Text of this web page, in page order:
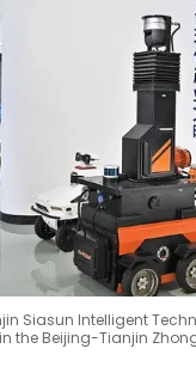
Siasun Intelligent
the Beijing-Tianjin